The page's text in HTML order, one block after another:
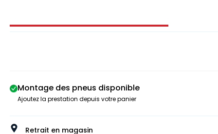
Image 1 sur 3
Montage des pneus disponible
Ajoutez la prestation depuis votre panier
Retrait en magasin